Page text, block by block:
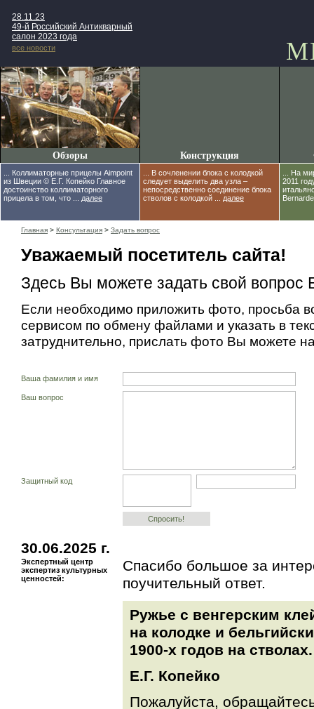
28.11.23
49-й Российский Антикварный
салон 2023 года
все новости
Обзоры
... Коллиматорные прицелы Aimpoint
из Швеции © Е.Г. Копейко Главное
достоинство коллиматорного
прицела в том, что ... далее
Конструкция
... В сочленении блока с колодкой
следует выделить два узла –
непосредственно соединение блока
стволов с колодкой ... далее
... На
2011
Главная > Консультация > Задать вопрос
Уважаемый посетитель сайта!
Здесь Вы можете задать свой вопрос
Если необходимо приложить фото, просьба
сервисом по обмену файлами и указать в
затруднительно, прислать фото Вы можете
Ваша фамилия и имя
Ваш вопрос
Защитный код
30.06.2025 г.
Экспертный центр
экспертиз культурных
ценностей:
Спасибо большое за
поучительный ответ.
Ружье с венгерским
на колодке и
1900-х годов на
Е.Г. Копейко
Пожалуйста,